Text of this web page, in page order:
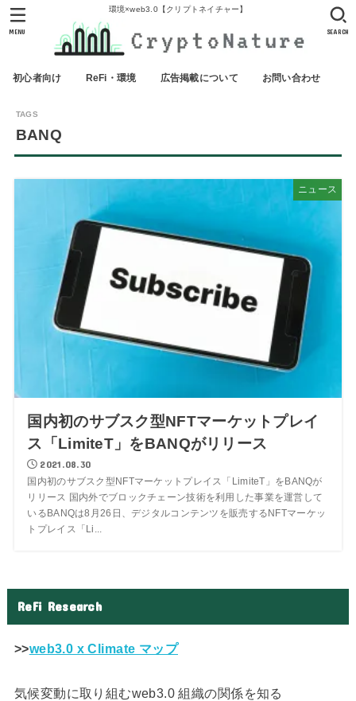
環境×web3.0【クリプトネイチャー】
初心者向け ReFi・環境 広告掲載について お問い合わせ
SEARCH
MENU
BANQ
ニュース
国内初のサブスク型NFTマーケットプレイ
ス「LimiteT」をBANQがリリース
2021.08.30
国内初のサブスク型NFTマーケットプレイス「LimiteT」をBANQが
リリース 国内外でブロックチェーン技術を利用した事業を運営して
いるBANQは8月26日、デジタルコンテンツを販売するNFTマーケッ
トプレイス「Li...
ReFi Research
>>web3.0 x Climate マップ
気候変動に取り組むweb3.0 組織の関係を知る